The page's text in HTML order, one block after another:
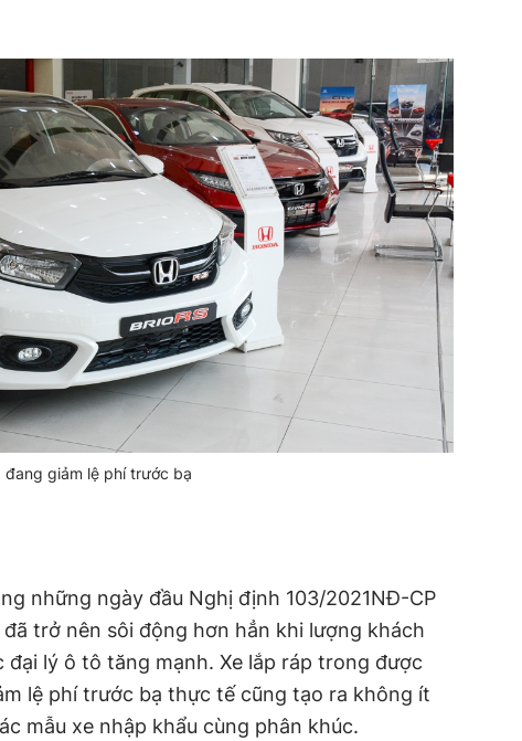
đang giảm lệ phí trước bạ
những ngày đầu Nghị định 103/2021NĐ-CP
trở nên sôi động hơn hẳn khi lượng khách
đại lý ô tô tăng mạnh. Xe lắp ráp trong được
lệ phí trước bạ thực tế cũng tạo ra không ít
mẫu xe nhập khẩu cùng phân khúc.